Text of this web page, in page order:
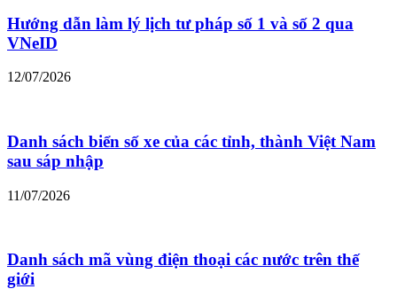
Hướng dẫn làm lý lịch tư pháp số 1 và số 2 qua
VNeID
12/07/2026
Danh sách biển số xe của các tỉnh, thành Việt Nam
sau sáp nhập
11/07/2026
Danh sách mã vùng điện thoại các nước trên thế
giới